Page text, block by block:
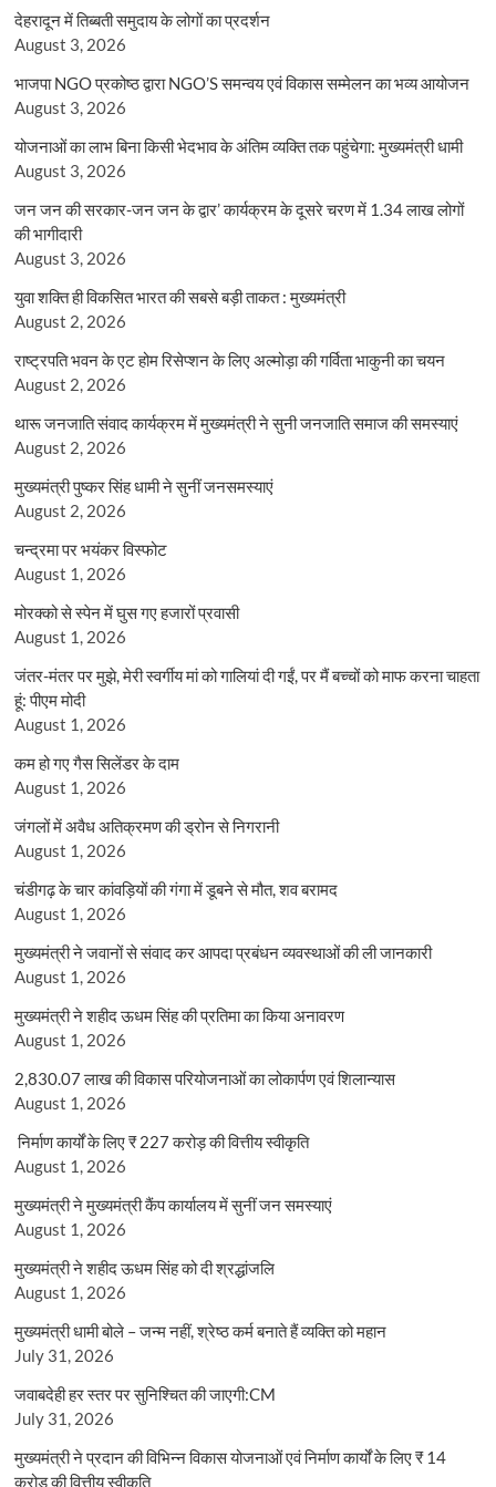
देहरादून में तिब्बती समुदाय के लोगों का प्रदर्शन
August 3, 2026
भाजपा NGO प्रकोष्ठ द्वारा NGO’S समन्वय एवं विकास सम्मेलन का भव्य आयोजन
August 3, 2026
योजनाओं का लाभ बिना किसी भेदभाव के अंतिम व्यक्ति तक पहुंचेगा: मुख्यमंत्री धामी
August 3, 2026
जन जन की सरकार-जन जन के द्वार’ कार्यक्रम के दूसरे चरण में 1.34 लाख लोगों
की भागीदारी
August 3, 2026
युवा शक्ति ही विकसित भारत की सबसे बड़ी ताकत : मुख्यमंत्री
August 2, 2026
राष्ट्रपति भवन के एट होम रिसेप्शन के लिए अल्मोड़ा की गर्विता भाकुनी का चयन
August 2, 2026
थारू जनजाति संवाद कार्यक्रम में मुख्यमंत्री ने सुनी जनजाति समाज की समस्याएं
August 2, 2026
मुख्यमंत्री पुष्कर सिंह धामी ने सुनीं जनसमस्याएं
August 2, 2026
चन्द्रमा पर भयंकर विस्फोट
August 1, 2026
मोरक्को से स्पेन में घुस गए हजारों प्रवासी
August 1, 2026
जंतर-मंतर पर मुझे, मेरी स्वर्गीय मां को गालियां दी गईं, पर मैं बच्चों को माफ करना चाहता
हूं: पीएम मोदी
August 1, 2026
कम हो गए गैस सिलेंडर के दाम
August 1, 2026
जंगलों में अवैध अतिक्रमण की ड्रोन से निगरानी
August 1, 2026
चंडीगढ़ के चार कांवड़ियों की गंगा में डूबने से मौत, शव बरामद
August 1, 2026
मुख्यमंत्री ने जवानों से संवाद कर आपदा प्रबंधन व्यवस्थाओं की ली जानकारी
August 1, 2026
मुख्यमंत्री ने शहीद ऊधम सिंह की प्रतिमा का किया अनावरण
August 1, 2026
2,830.07 लाख की विकास परियोजनाओं का लोकार्पण एवं शिलान्यास
August 1, 2026
निर्माण कार्यों के लिए ₹ 227 करोड़ की वित्तीय स्वीकृति
August 1, 2026
मुख्यमंत्री ने मुख्यमंत्री कैंप कार्यालय में सुनीं जन समस्याएं
August 1, 2026
मुख्यमंत्री ने शहीद ऊधम सिंह को दी श्रद्धांजलि
August 1, 2026
मुख्यमंत्री धामी बोले – जन्म नहीं, श्रेष्ठ कर्म बनाते हैं व्यक्ति को महान
July 31, 2026
जवाबदेही हर स्तर पर सुनिश्चित की जाएगी:CM
July 31, 2026
मुख्यमंत्री ने प्रदान की विभिन्न विकास योजनाओं एवं निर्माण कार्यों के लिए ₹ 14
करोड़ की वित्तीय स्वीकृति